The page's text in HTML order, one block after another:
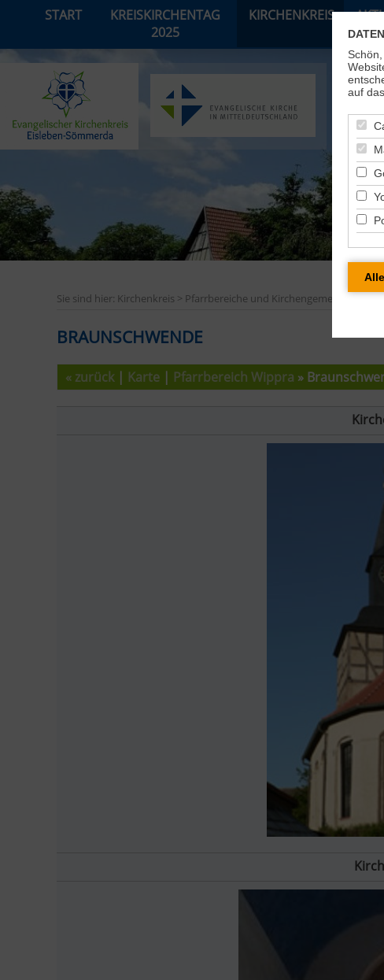
START
KREISKIRCHENTAG
2025
KIRCHENKREIS
Sie sind hier: Kirchenkreis > Pfarrbereiche und Kirchengemeinden
BRAUNSCHWENDE
« zurück| Karte | Pfarrbereich Wippra »
auf